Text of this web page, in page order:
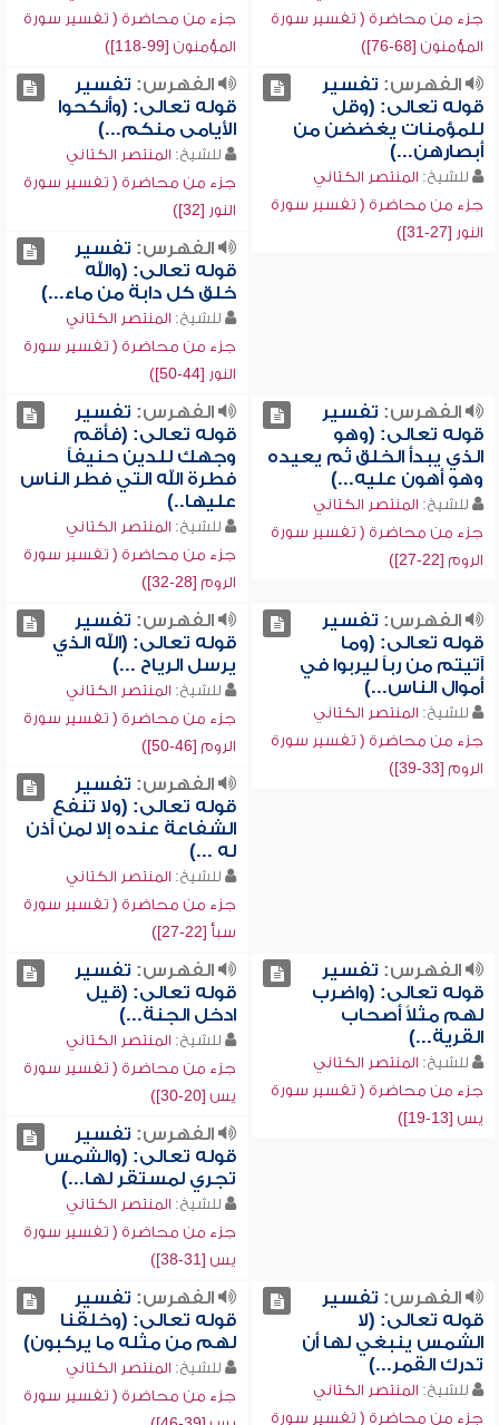
جزء من محاضرة ( تفسير سورة
المؤمنون [68-76])
جزء من محاضرة ( تفسير سورة
المؤمنون [99-118])
الفهرس: تفسير
قوله تعالى: (وقل
للمؤمنات يغضضن من
أبصارهن...)
للشيخ: المنتصر الكتاني
جزء من محاضرة ( تفسير سورة
النور [27-31])
الفهرس: تفسير
قوله تعالى: (وأنكحوا
الأيامى منكم...)
للشيخ: المنتصر الكتاني
جزء من محاضرة ( تفسير سورة
النور [32])
الفهرس: تفسير
قوله تعالى: (والله
خلق كل دابة من ماء...)
للشيخ: المنتصر الكتاني
جزء من محاضرة ( تفسير سورة
النور [44-50])
الفهرس: تفسير
قوله تعالى: (وهو
الذي يبدأ الخلق ثم يعيده
وهو أهون عليه...)
للشيخ: المنتصر الكتاني
جزء من محاضرة ( تفسير سورة
الروم [22-27])
الفهرس: تفسير
قوله تعالى: (فأقم
وجهك للدين حنيفاً
فطرة الله التي فطر الناس
عليها..)
للشيخ: المنتصر الكتاني
جزء من محاضرة ( تفسير سورة
الروم [28-32])
الفهرس: تفسير
قوله تعالى: (وما
آتيتم من رباً ليربوا في
أموال الناس...)
للشيخ: المنتصر الكتاني
جزء من محاضرة ( تفسير سورة
الروم [33-39])
الفهرس: تفسير
قوله تعالى: (الله الذي
يرسل الرياح ...)
للشيخ: المنتصر الكتاني
جزء من محاضرة ( تفسير سورة
الروم [46-50])
الفهرس: تفسير
قوله تعالى: (ولا تنفع
الشفاعة عنده إلا لمن أذن
له ...)
للشيخ: المنتصر الكتاني
جزء من محاضرة ( تفسير سورة
سبأ [22-27])
الفهرس: تفسير
قوله تعالى: (واضرب
لهم مثلاً أصحاب
القرية...)
للشيخ: المنتصر الكتاني
جزء من محاضرة ( تفسير سورة
يس [13-19])
الفهرس: تفسير
قوله تعالى: (قيل
ادخل الجنة...)
للشيخ: المنتصر الكتاني
جزء من محاضرة ( تفسير سورة
يس [20-30])
الفهرس: تفسير
قوله تعالى: (والشمس
تجري لمستقر لها...)
للشيخ: المنتصر الكتاني
جزء من محاضرة ( تفسير سورة
يس [31-38])
الفهرس: تفسير
قوله تعالى: (لا
الشمس ينبغي لها أن
تدرك القمر...)
للشيخ: المنتصر الكتاني
جزء من محاضرة ( تفسير سورة
الفهرس: تفسير
قوله تعالى: (وخلقنا
لهم من مثله ما يركبون)
للشيخ: المنتصر الكتاني
جزء من محاضرة ( تفسير سورة